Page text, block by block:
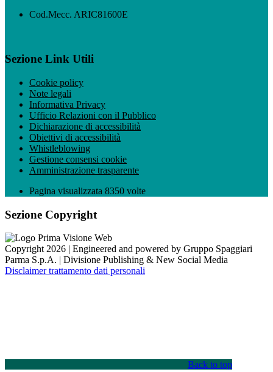
Cod.Mecc. ARIC81600E
Sezione Link Utili
Cookie policy
Note legali
Informativa Privacy
Ufficio Relazioni con il Pubblico
Dichiarazione di accessibilità
Obiettivi di accessibilità
Whistleblowing
Gestione consensi cookie
Amministrazione trasparente
Pagina visualizzata 8350 volte
Sezione Copyright
Copyright 2026 | Engineered and powered by Gruppo Spaggiari
Parma S.p.A. | Divisione Publishing & New Social Media
Disclaimer trattamento dati personali
Back to top